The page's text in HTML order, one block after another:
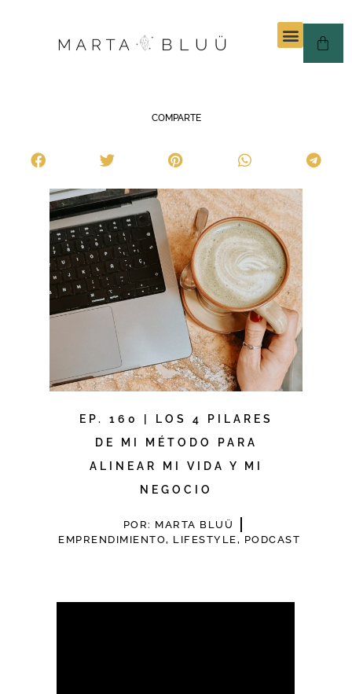
COMPARTE
EP. 160 | LOS 4 PILARES
DE MI MÉTODO PARA
ALINEAR MI VIDA Y MI
NEGOCIO
POR: MARTA BLUÜ
EMPRENDIMIENTO, LIFESTYLE, PODCAST